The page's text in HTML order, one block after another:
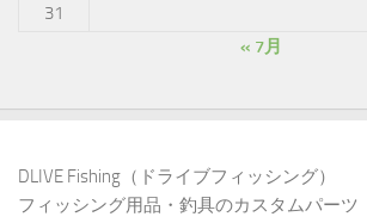
31
« 7月
DLIVE Fishing（ドライブフィッシング）
フィッシング用品・釣具のカスタムパーツ